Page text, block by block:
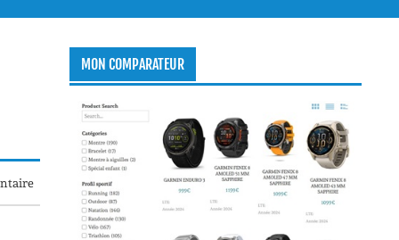
MON COMPARATEUR